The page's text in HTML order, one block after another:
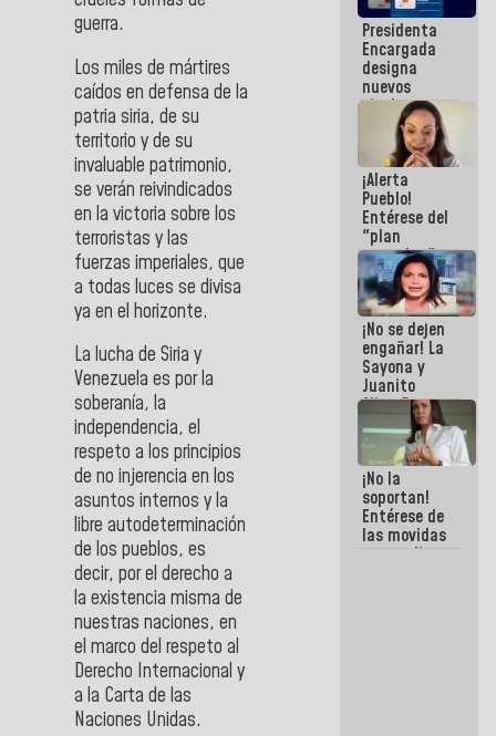
guerra.
Los miles de mártires
caídos en defensa de la
patria siria, de su
territorio y de su
invaluable patrimonio,
se verán reivindicados
en la victoria sobre los
terroristas y las
fuerzas imperiales, que
a todas luces se divisa
ya en el horizonte.
La lucha de Siria y
Venezuela es por la
soberanía, la
independencia, el
respeto a los principios
de no injerencia en los
asuntos internos y la
libre autodeterminación
de los pueblos, es
decir, por el derecho a
la existencia misma de
nuestras naciones, en
el marco del respeto al
Derecho Internacional y
a la Carta de las
Naciones Unidas.
por que no
sabemos si
la semana
que viene
hay
programa
Presidenta
Encargada
designa
nuevos
titulares en
Viceministerio
de Energía
Eléctrica y
CORPOELEC
¡Alerta
Pueblo!
Entérese del
"plan
enjambre"
de La Sayo
para
sabotear el
diálogo y
promover el
caos
¡No se dejen
engañar! La
Sayona y
Juanito
Alimaña son
harina del
mismo
costal
¡No la
soportan!
Entérese de
las movidas
que realizan